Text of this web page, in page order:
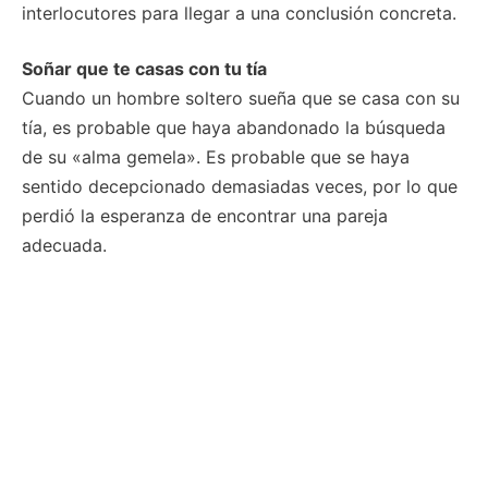
interlocutores para llegar a una conclusión concreta.
Soñar que te casas con tu tía
Cuando un hombre soltero sueña que se casa con su
tía, es probable que haya abandonado la búsqueda
de su «alma gemela». Es probable que se haya
sentido decepcionado demasiadas veces, por lo que
perdió la esperanza de encontrar una pareja
adecuada.